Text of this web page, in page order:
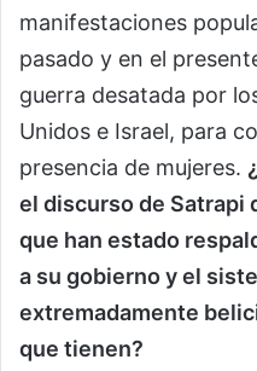
manifestaciones
pasado y en el
guerra desatada por
Unidos e Israel, para
presencia de mujeres.
el discurso de Satrapi
que han estado
a su gobierno y el
extremadamente
que tienen?